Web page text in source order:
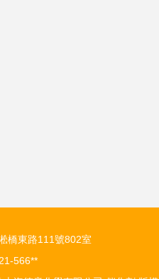
橋東路111號802室
566**